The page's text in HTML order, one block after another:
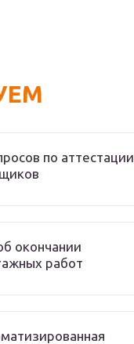
по аттестации
окончании
работ